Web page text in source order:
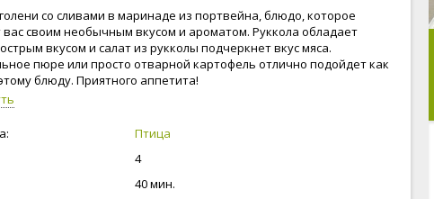
со сливами в маринаде из портвейна, блюдо, которое
вас своим необычным вкусом и ароматом. Руккола обладает
вкусом и салат из рукколы подчеркнет вкус мяса.
пюре или просто отварной картофель отлично подойдет как
блюду. Приятного аппетита!
Птица
4
40 мин.